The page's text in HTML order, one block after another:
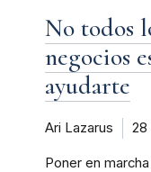
No todos
negocios
ayudarte
Ari Lazarus 28
Poner en